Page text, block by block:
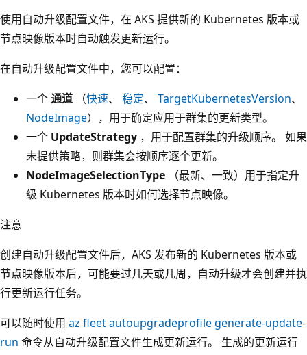
使用自动升级配置文件，在 AKS 提供新的 Kubernetes 版本或
节点映像版本时自动触发更新运行。
在自动升级配置文件中，您可以配置：
一个通道 （快速、 稳定、 TargetKubernetesVersion、
NodeImage），用于确定应用于群集的更新类型。
一个 UpdateStrategy ，用于配置群集的升级顺序。 如果
未提供策略，则群集会按顺序逐个更新。
NodeImageSelectionType （最新、一致）用于指定升
级 Kubernetes 版本时如何选择节点映像。
注意
创建自动升级配置文件后，AKS 发布新的 Kubernetes 版本或
节点映像版本后，可能要过几天或几周，自动升级才会创建并执
行更新运行任务。
可以随时使用 az fleet autoupgradeprofile generate-update-
run 命令从自动升级配置文件生成更新运行。 生成的更新运行